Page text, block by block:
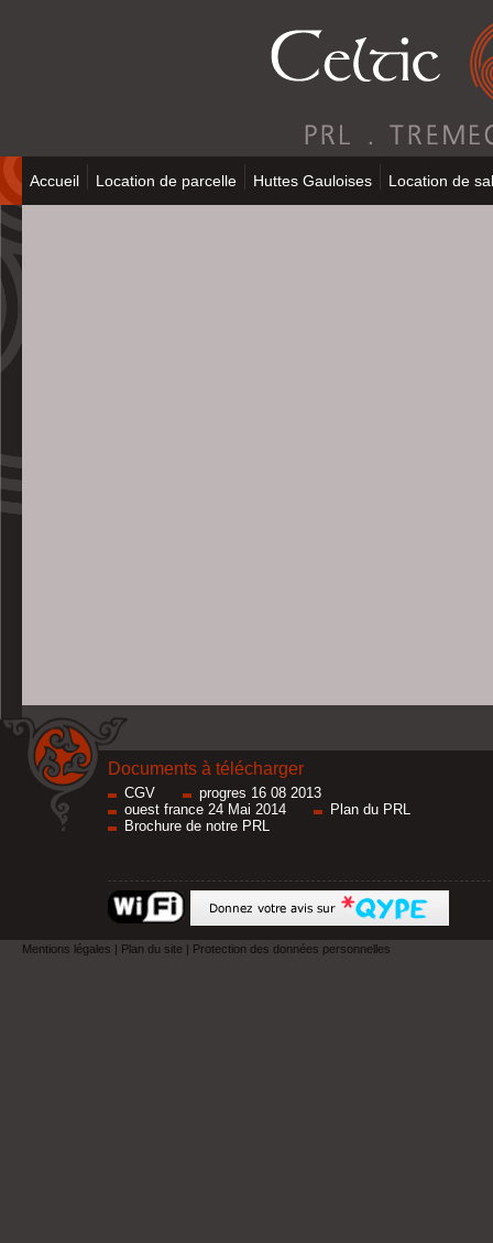
Accueil Location de parcelle Huttes Gauloises Location de
Documents à télécharger
CGV
progres 16 08 2013
ouest france 24 Mai 2014
Plan du PRL
Brochure de notre PRL
Mentions légales | Plan du site | Protection des données personnelles